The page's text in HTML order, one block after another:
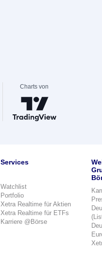
Charts von
Services
Watchlist
Portfolio
Xetra Realtime für Aktien
Xetra Realtime für ETFs
Karriere @Börse